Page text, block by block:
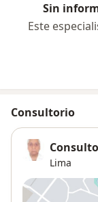
Sin
Este
Consultorio
Lima